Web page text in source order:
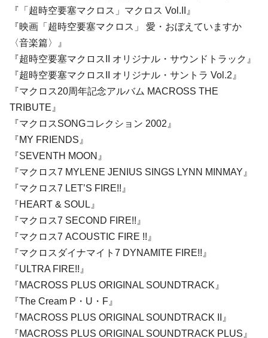
『「超時空要塞マクロス」マクロス Vol.II』
『映画「超時空要塞マクロス」 愛・おぼえていますか
〈音楽篇〉』
『超時空要塞マクロスII オリジナル・サウンドトラック』
『超時空要塞マクロスII オリジナル・サントラ Vol.2』
『マクロス20周年記念アルバム MACROSS THE
TRIBUTE』
『マクロスSONGコレクション 2002』
『MY FRIENDS』
『SEVENTH MOON』
『マクロス7 MYLENE JENIUS SINGS LYNN MINMAY』
『マクロス7 LET’S FIRE!!』
『HEART & SOUL』
『マクロス7 SECOND FIRE!!』
『マクロス7 ACOUSTIC FIRE !!』
『マクロスダイナマイト7 DYNAMITE FIRE!!』
『ULTRA FIRE!!』
『MACROSS PLUS ORIGINAL SOUNDTRACK』
『The Cream P・U・F』
『MACROSS PLUS ORIGINAL SOUNDTRACK II』
『MACROSS PLUS ORIGINAL SOUNDTRACK PLUS』